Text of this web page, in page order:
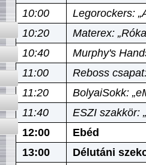
10:00
Legorockers:
10:20
Materex:
10:40
Murphy's
11:00
Reboss
11:20
BolyaiSokk:
11:40
ESZI szakkör:
12:00
Ebéd
13:00
Délutáni